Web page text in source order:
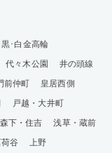
黒･白金高輪
代々木公園
井の頭線
前仲町
皇居西側
戸越・大井町
森下・住吉
浅草・蔵前
谷
上野